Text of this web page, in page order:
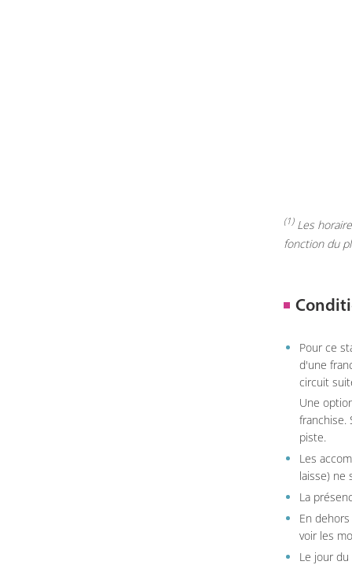
(1)Les
fonction du
Pour ce
d'une
circuit
Une
franchise.
piste.
Les
laisse) ne
La
En
voir les
Le jour